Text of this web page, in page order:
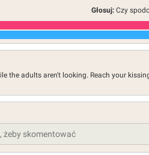
Głosuj: Czy
the adults aren't looking. Reach your